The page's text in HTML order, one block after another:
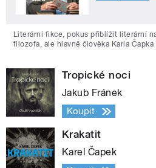
Literární fikce, pokus přiblížit literární
filozofa, ale hlavně člověka Karla
Tropické noci
Jakub Fránek
Koupit
Krakatit
Karel Čapek